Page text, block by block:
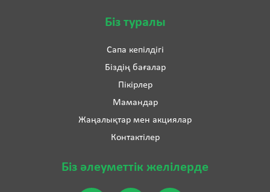
Біз туралы
Сапа кепілдігі
Біздің бағалар
Пікірлер
Мамандар
Жаңалықтар мен акциялар
Контактілер
Біз әлеуметтік желілерде